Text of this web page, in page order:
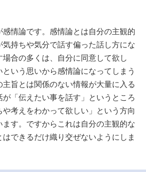
情論です。感情論とは自分の主観的
気持ちや気分で話す偏った話し方にな
場合の多くは、自分に同意して欲し
いう思いから感情論になってしまう
主旨とは関係のない情報が大量に入る
が「伝えたい事を話す」というところ
考えをわかって欲しい」という方向
す。ですからこれは自分の主観的な
できるだけ織り交ぜないようにしま